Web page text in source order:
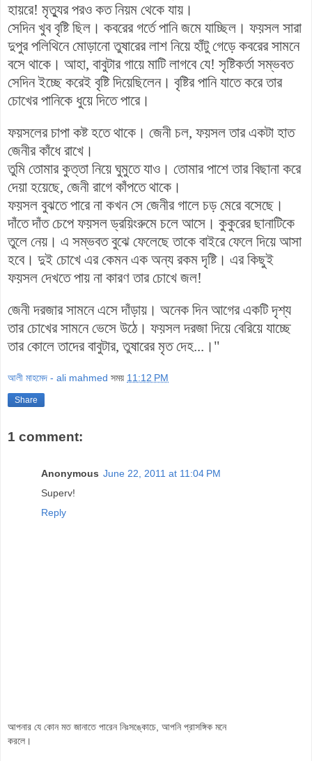
হায়রে! মৃত্যুর পরও কত নিয়ম থেকে যায়।
সেদিন খুব বৃষ্টি ছিল। কবরের গর্তে পানি জমে যাচ্ছিল। ফয়সল সারা
দুপুর পলিথিনে মোড়ানো তুষারের লাশ নিয়ে হাঁটু গেড়ে কবরের সামনে
বসে থাকে। আহা, বাবুটার গায়ে মাটি লাগবে যে! সৃষ্টিকর্তা সম্ভবত
সেদিন ইচ্ছে করেই বৃষ্টি দিয়েছিলেন। বৃষ্টির পানি যাতে করে তার
চোখের পানিকে ধুয়ে দিতে পারে।
ফয়সলের চাপা কষ্ট হতে থাকে। জেনী চল, ফয়সল তার একটা হাত
জেনীর কাঁধে রাখে।
তুমি তোমার কুত্তা নিয়ে ঘুমুতে যাও। তোমার পাশে তার বিছানা করে
দেয়া হয়েছে, জেনী রাগে কাঁপতে থাকে।
ফয়সল বুঝতে পারে না কখন সে জেনীর গালে চড় মেরে বসেছে।
দাঁতে দাঁত চেপে ফয়সল ড্রয়িংরুমে চলে আসে। কুকুরের ছানাটিকে
তুলে নেয়। এ সম্ভবত বুঝে ফেলেছে তাকে বাইরে ফেলে দিয়ে আসা
হবে। দুই চোখে এর কেমন এক অন্য রকম দৃষ্টি। এর কিছুই
ফয়সল দেখতে পায় না কারণ তার চোখে জল!
জেনী দরজার সামনে এসে দাঁড়ায়। অনেক দিন আগের একটি দৃশ্য
তার চোখের সামনে ভেসে উঠে। ফয়সল দরজা দিয়ে বেরিয়ে যাচ্ছে
তার কোলে তাদের বাবুটার, তুষারের মৃত দেহ...।"
আলী মাহমেদ - ali mahmed সময় 11:12 PM
Share
1 comment:
Anonymous June 22, 2011 at 11:04 PM
Superv!
Reply
আপনার যে কোন মত জানাতে পারেন নিঃসঙ্কোচে, আপনি প্রাসঙ্গিক মনে
করলে।